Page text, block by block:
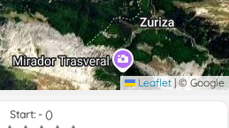
Leaflet |© Google
Start: - ()